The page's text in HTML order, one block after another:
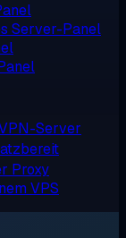
Server-Panel
Server
Proxy
VPS